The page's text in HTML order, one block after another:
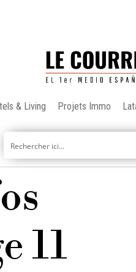
& Living Projets Immo
11